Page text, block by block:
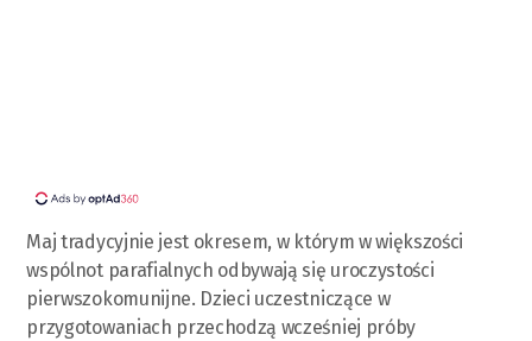
Maj tradycyjnie jest okresem, w którym w większości
wspólnot parafialnych odbywają się uroczystości
pierwszokomunijne. Dzieci uczestniczące w
przygotowaniach przechodzą wcześniej próby